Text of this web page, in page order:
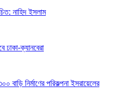
নাহিদ ইসলাম
ঢাকা-ক্যানবেরা
নির্মাণের পরিকল্পনা ইসরায়েলের